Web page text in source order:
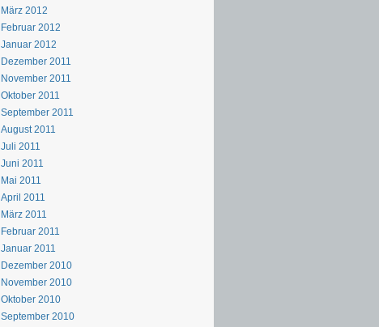
März 2012
Februar 2012
Januar 2012
Dezember 2011
November 2011
Oktober 2011
September 2011
August 2011
Juli 2011
Juni 2011
Mai 2011
April 2011
März 2011
Februar 2011
Januar 2011
Dezember 2010
November 2010
Oktober 2010
September 2010